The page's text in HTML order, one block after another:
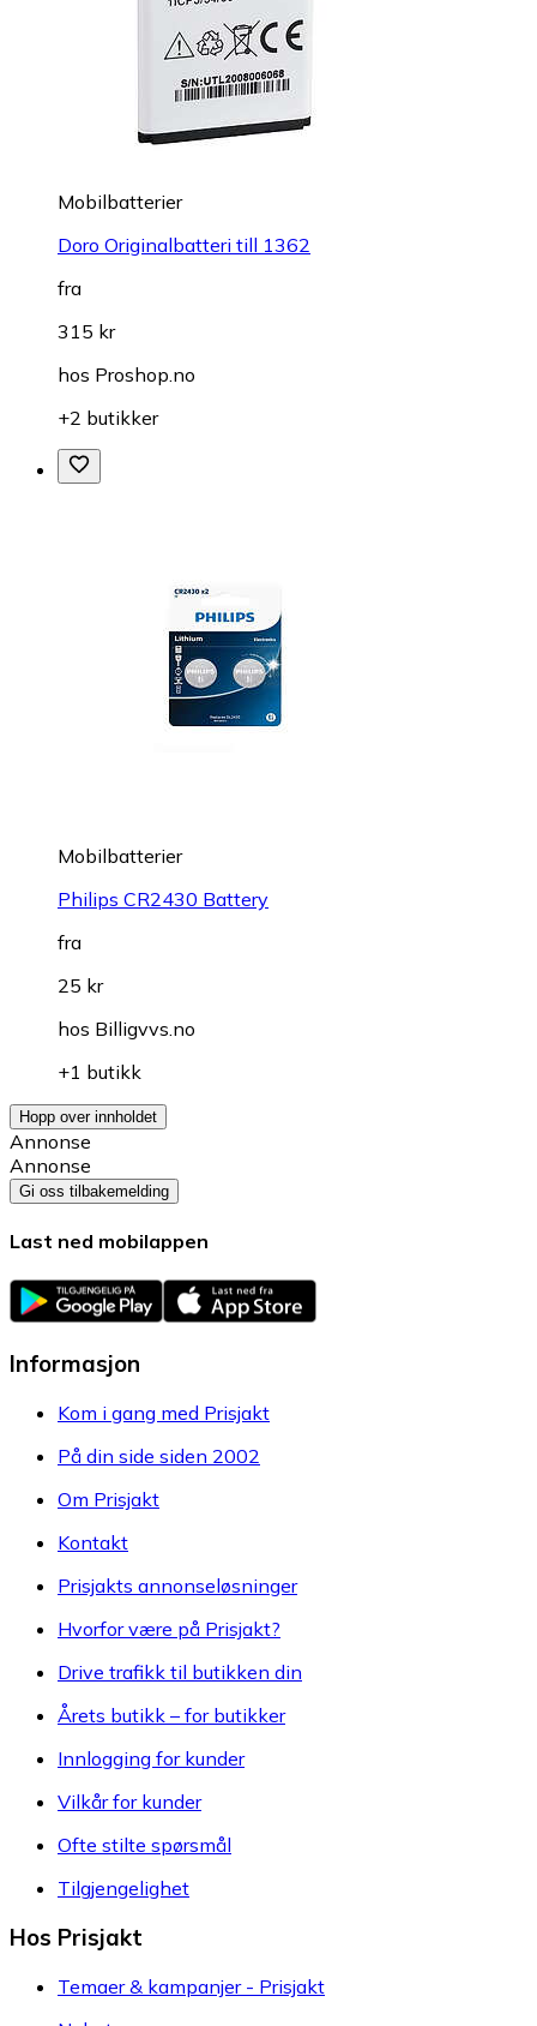
Mobilbatterier
Doro Originalbatteri till 1362
fra
315 kr
hos Proshop.no
+2 butikker
Mobilbatterier
Philips CR2430 Battery
fra
25 kr
hos Billigvvs.no
+1 butikk
Hopp over innholdet
Annonse
Annonse
Gi oss tilbakemelding
Last ned mobilappen
Informasjon
Kom i gang med Prisjakt
På din side siden 2002
Om Prisjakt
Kontakt
Prisjakts annonseløsninger
Hvorfor være på Prisjakt?
Drive trafikk til butikken din
Årets butikk – for butikker
Innlogging for kunder
Vilkår for kunder
Ofte stilte spørsmål
Tilgjengelighet
Hos Prisjakt
Temaer & kampanjer - Prisjakt